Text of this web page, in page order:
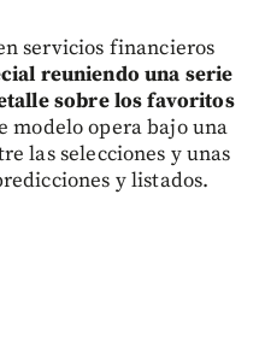
servicios financieros
reuniendo una serie
sobre los favoritos
modelo opera bajo una
las selecciones y unas
y listados.